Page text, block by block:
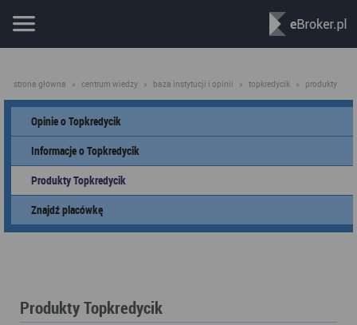
strona główna » centrum wiedzy » baza instytucji i opinii » topkredycik » produkty
Opinie o Topkredycik
Informacje o Topkredycik
Produkty Topkredycik
Znajdź placówkę
Produkty Topkredycik